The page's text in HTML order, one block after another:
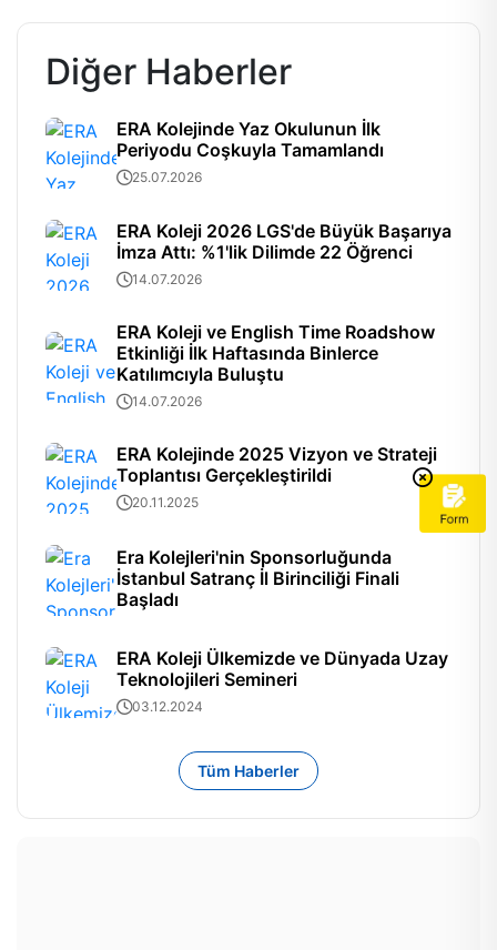
Diğer Haberler
ERA Kolejinde Yaz Okulunun İlk
Periyodu Coşkuyla Tamamlandı
25.07.2026
ERA Koleji 2026 LGS'de Büyük Başarıya
İmza Attı: %1'lik Dilimde 22 Öğrenci
14.07.2026
ERA Koleji ve English Time Roadshow
Etkinliği İlk Haftasında Binlerce
Katılımcıyla Buluştu
14.07.2026
ERA Kolejinde 2025 Vizyon ve Strateji
Toplantısı Gerçekleştirildi
20.11.2025
Era Kolejleri'nin Sponsorluğunda
İstanbul Satranç İl Birinciliği Finali
Başladı
ERA Koleji Ülkemizde ve Dünyada Uzay
Teknolojileri Semineri
03.12.2024
Tüm Haberler